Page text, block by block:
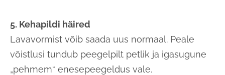
5. Kehapildi häired
Lavavormist võib saada uus normaal. Peale
võistlusi tundub peegelpilt petlik ja igasugune
„pehmem“ enesepeegeldus vale.